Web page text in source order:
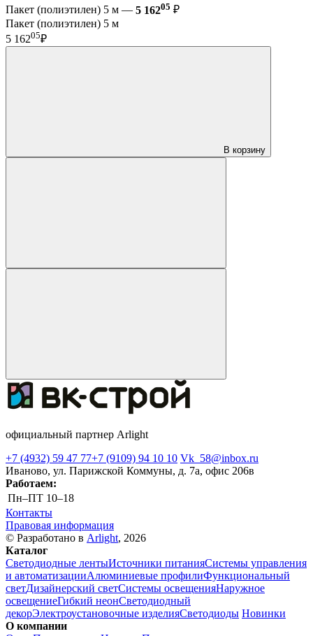
Пакет (полиэтилен) 5 м — 5 16205 ₽
Пакет (полиэтилен) 5 м
5 16205₽
В корзину
официальный партнер Arlight
+7 (4932) 59 47 77+7 (9109) 94 10 10 Vk_58@inbox.ru
Иваново, ул. Парижской Коммуны, д. 7а, офис 206в
Работаем:
Пн–ПТ 10–18
Контакты
Правовая информация
© Разработано в Arlight, 2026
Каталог
Светодиодные лентыИсточники питанияСистемы управления
и автоматизацииАлюминиевые профилиФункциональный
светДизайнерский светСистемы освещенияНаружное
освещениеГибкий неонСветодиодный
декорЭлектроустановочные изделияСветодиоды Новинки
О компании